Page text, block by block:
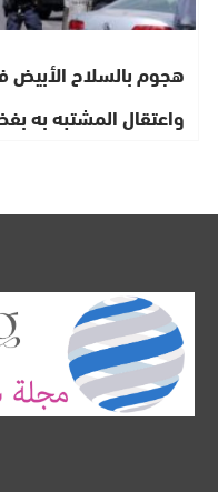
هجوم بالسلاح الأبيض
واعتقال المشتبه به